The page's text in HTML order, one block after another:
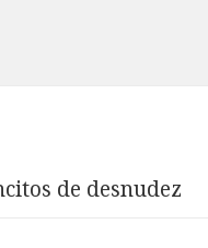
de desnudez